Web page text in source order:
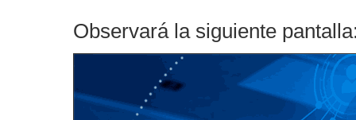
Observará la siguiente